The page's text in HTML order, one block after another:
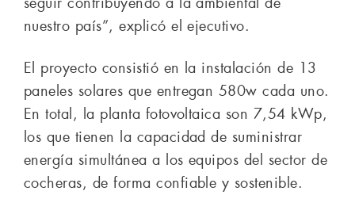
nuestro país”, explicó el ejecutivo.
El proyecto consistió en la instalación de 13
paneles solares que entregan 580w cada uno.
En total, la planta fotovoltaica son 7,54 kWp,
los que tienen la capacidad de suministrar
energía simultánea a los equipos del sector de
cocheras, de forma confiable y sostenible.